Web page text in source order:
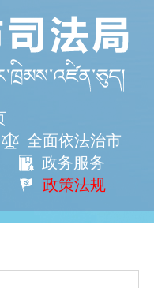
全面依法治市
政务服务
政策法规